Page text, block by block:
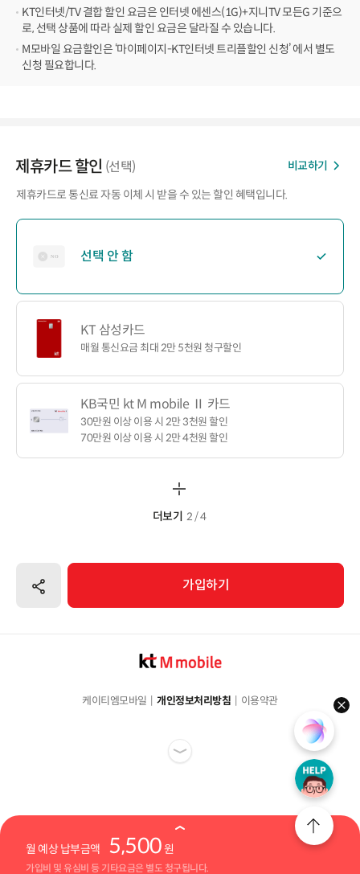
KT인터넷/TV 결합 할인 요금은 인터넷 에센스(1G)+지니TV 모든G 기준으
로, 선택 상품에 따라 실제 할인 요금은 달라질 수 있습니다.
M모바일 요금할인은 ‘마이페이지-KT인터넷 트리플할인 신청’ 에서 별도
신청 필요합니다.
제휴카드 할인 (선택) 비교하기
제휴카드로 통신료 자동 이체 시 받을 수 있는 할인 혜택입니다.
선택 안 함
KT 삼성카드
매월 통신요금 최대 2만 5천원 청구할인
KB국민 kt M mobile Ⅱ 카드
30만원 이상 이용 시 2만 3천원 할인
70만원 이상 이용 시 2만 4천원 할인
더보기 2 / 4
공유하기 가입하기
월 예상 납부금액 5,500원
가입비 및 유심비 등 기타요금은 별도 청구됩니다.
케이티엠모바일 개인정보처리방침 이용약관 help